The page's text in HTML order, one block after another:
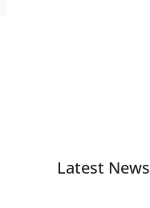
Latest News